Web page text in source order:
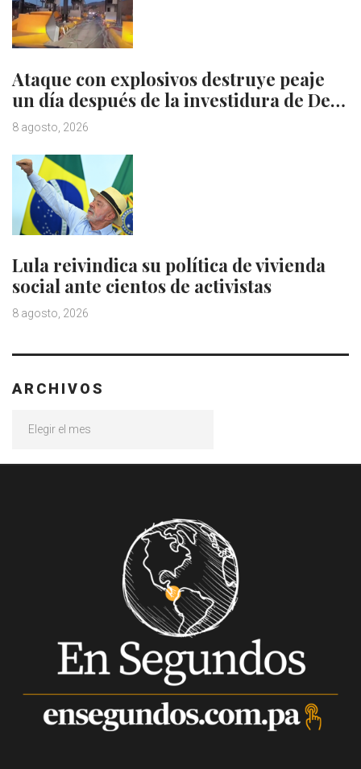
Ataque con explosivos destruye peaje
un día después de la investidura de De…
8 agosto, 2026
Lula reivindica su política de vivienda
social ante cientos de activistas
8 agosto, 2026
ARCHIVOS